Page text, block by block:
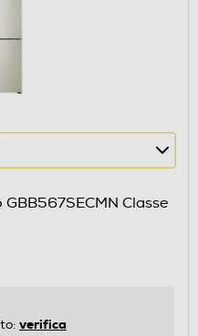
Classe
verifica